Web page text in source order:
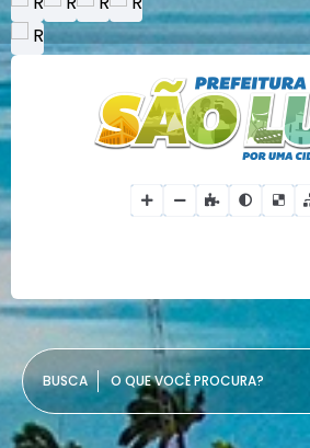
O QUE VOCÊ PROCURA?